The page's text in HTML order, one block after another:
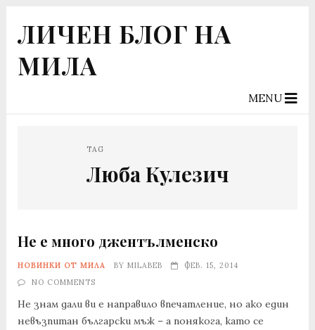
ЛИЧЕН БЛОГ НА
МИЛА
MENU
TAG
Люба Кулезич
Не е много джентълменско
НОВИНКИ ОТ МИЛА BY MILABEB
ФЕВ. 15, 2014
NO COMMENTS
Не знам дали ви е направило впечатление, но ако един
невъзпитан български мъж – а понякога, като се